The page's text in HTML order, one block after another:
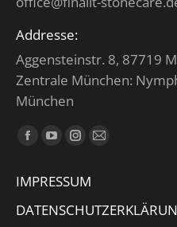
Addresse:
Aggensteinstr. 8, 87719
Zentrale München:
München
Finden Sie uns auf:
Facebook
opens
in
YouTube
opens
in
Instagram
opens
in
E-
opens
IMPRESSUM